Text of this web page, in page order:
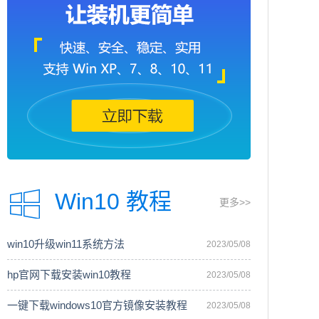
Win10 教程 更多>>
win10升级win11系统方法 2023/05/08
hp官网下载安装win10教程 2023/05/08
一键下载windows10官方镜像安装教程 2023/05/08